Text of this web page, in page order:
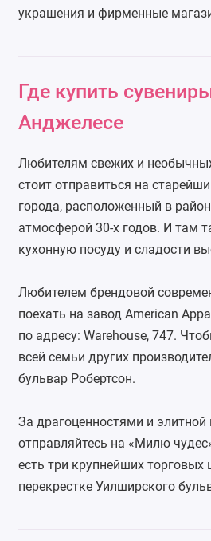
украшения и фирменные
Где купить
Анджелесе
Любителям свежих и
стоит отправиться на
города, расположенный в
атмосферой 30-х годов. И там
кухонную посуду и сладости
Любителем брендовой
поехать на завод American
по адресу: Warehouse, 747.
всей семьи других
бульвар Робертсон.
За драгоценностями и элитной
отправляйтесь на «Милю
есть три крупнейших торговых
перекрестке Уилширского